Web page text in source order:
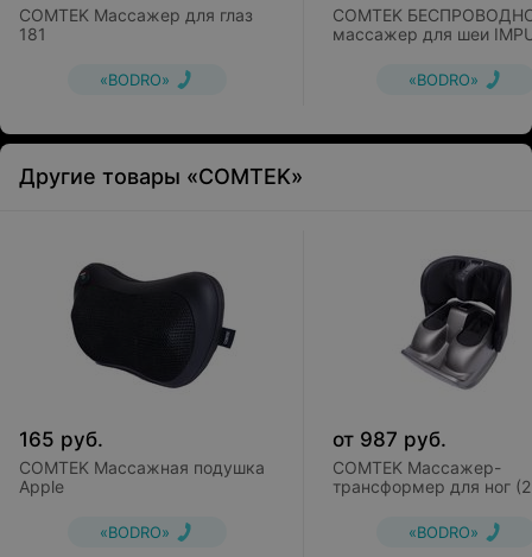
COMTEK Массажер для глаз
181
«BODRO»
COMTEK
массажер для шеи
«BODRO»
Другие товары «COMTEK»
165 руб.
COMTEK Массажная подушка
Apple
«BODRO»
от 987 руб.
COMTEK Массажер-
трансформер для ног
«BODRO»